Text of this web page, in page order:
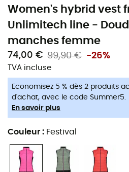
Women's hybrid vest
Unlimitech line -
manches femme
74,00 € 99,90 € -26%
TVA incluse
Economisez 5 % dès 2 produits
d'achat, avec le code Summer5.
En savoir plus
Couleur : Festival
Veste sans manches
Quand la température
d'aventure reste au beau fixe, la
manchespourfemmedeCMP
est votre meilleure alliée ! Ce
pour toutes celles qui refusent
et liberté de mouvement, que
randonnée automnale ou
montagne.
Avec sa construction hybride,